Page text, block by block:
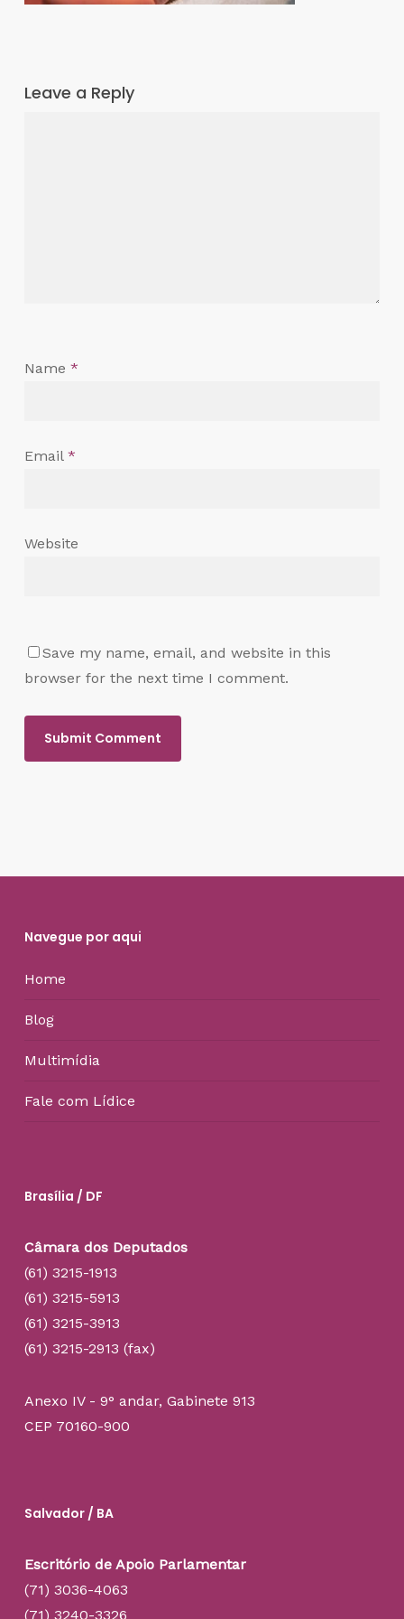
Leave a Reply
Name *
Email *
Website
Save my name, email, and website in this
browser for the next time I comment.
Navegue por aqui
Home
Blog
Multimídia
Fale com Lídice
Brasília / DF
Câmara dos Deputados
(61) 3215-1913
(61) 3215-5913
(61) 3215-3913
(61) 3215-2913 (fax)
Anexo IV - 9° andar, Gabinete 913
CEP 70160-900
Salvador / BA
Escritório de Apoio Parlamentar
(71) 3036-4063
(71) 3240-3326